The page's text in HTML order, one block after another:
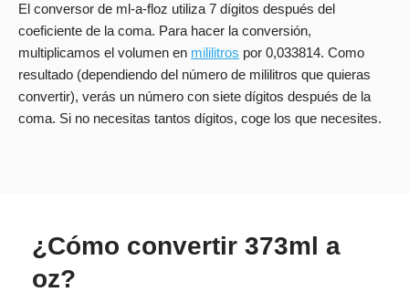
El conversor de ml-a-floz utiliza 7 dígitos después del
coeficiente de la coma. Para hacer la conversión,
multiplicamos el volumen en mililitros por 0,033814. Como
resultado (dependiendo del número de mililitros que quieras
convertir), verás un número con siete dígitos después de la
coma. Si no necesitas tantos dígitos, coge los que necesites.
¿Cómo convertir 373ml a
oz?